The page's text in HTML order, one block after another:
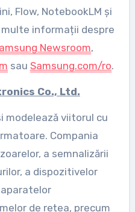
Flow, NotebookLM și
informații despre
Newsroom,
sau Samsung.com/ro.
Co., Ltd.
modelează viitorul cu
Compania
a semnalizării
a dispozitivelor
de rețea, precum